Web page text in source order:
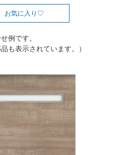
お気に入り
例です。
も表示されています。）